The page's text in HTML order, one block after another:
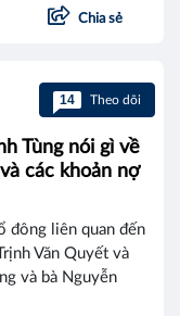
Chia sẻ
14 Theo dõi
Tùng nói gì về
các khoản nợ
đông liên quan đến
Văn Quyết và
và bà Nguyễn